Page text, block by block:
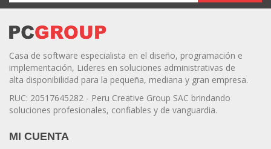
Casa de software especialista en el diseño, programación e
implementación, Lideres en soluciones administrativas de
alta disponibilidad para la pequeña, mediana y gran empresa.
RUC: 20517645282 - Peru Creative Group SAC brindando
soluciones profesionales, confiables y de vanguardia.
MI CUENTA